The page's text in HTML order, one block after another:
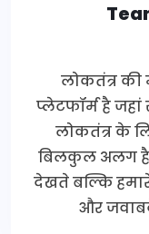
लोकतंत्र
प्लेटफॉर्म है जहां
लोकतंत्र के
बिलकुल अलग
देखते बल्कि
और